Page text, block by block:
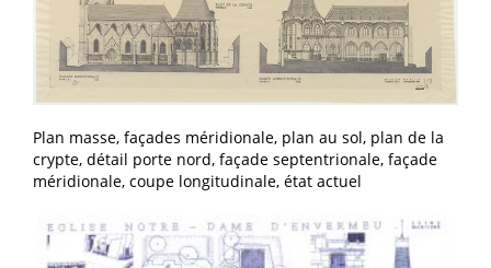
Plan masse, façades méridionale, plan au sol, plan de la
crypte, détail porte nord, façade septentrionale, façade
méridionale, coupe longitudinale, état actuel